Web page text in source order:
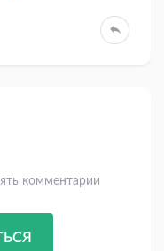
комментарии